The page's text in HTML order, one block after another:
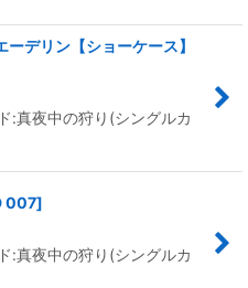
デリン【ショーケース】
:真夜中の狩り(シングルカ
007]
:真夜中の狩り(シングルカ